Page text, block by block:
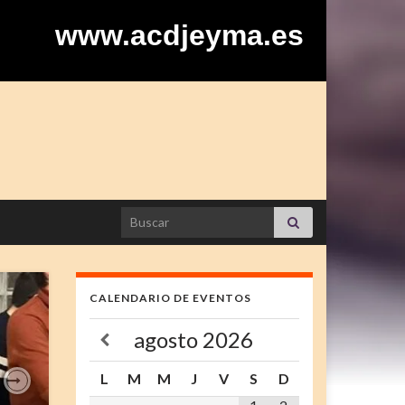
www.acdjeyma.es
Search for:
CALENDARIO DE EVENTOS
agosto 2026
L M M J V S
D